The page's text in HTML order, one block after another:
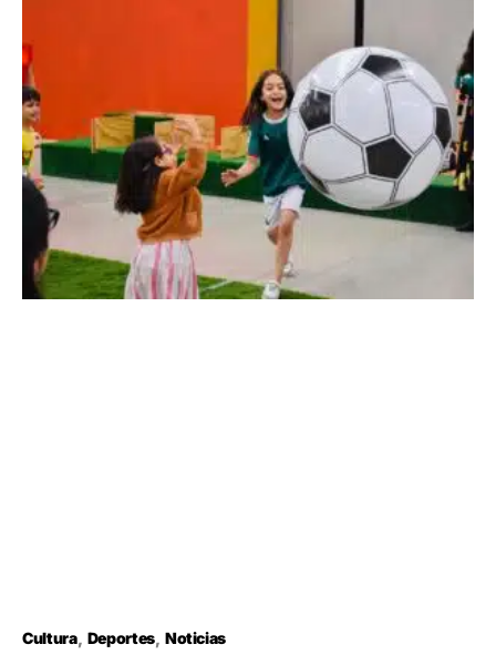
Cultura Deportes Noticias